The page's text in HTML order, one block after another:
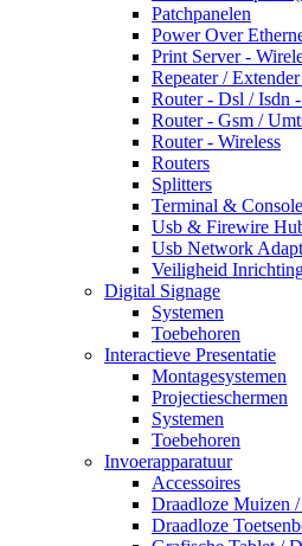
Patchpanelen
Power Over
Print Server -
Repeater /
Router - Dsl / Isdn
Router - Gsm /
Router - Wireless
Routers
Splitters
Terminal &
Usb & Firewire
Usb Network
Veiligheid
Digital Signage
Systemen
Toebehoren
Interactieve Presentatie
Montagesystemen
Projectieschermen
Systemen
Toebehoren
Invoerapparatuur
Accessoires
Draadloze Muizen
Draadloze